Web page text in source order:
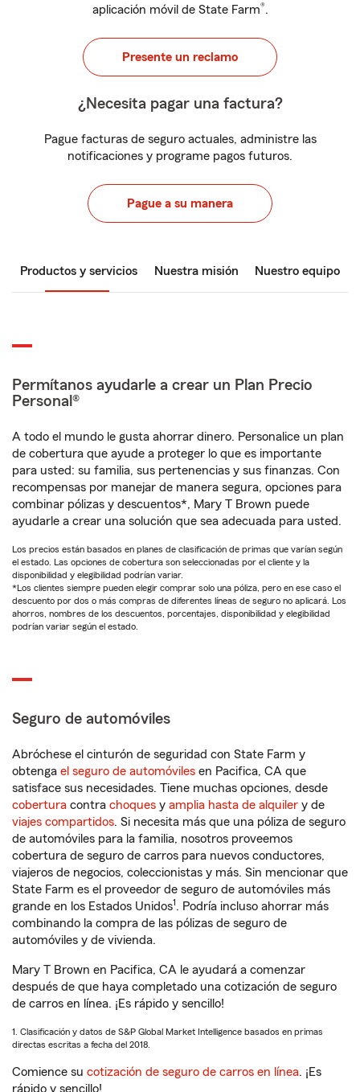
aplicación móvil de State Farm®.
Presente un reclamo
¿Necesita pagar una factura?
Pague facturas de seguro actuales, administre las
notificaciones y programe pagos futuros.
Pague a su manera
Productos y servicios Nuestra misión Nuestro equipo
Permítanos ayudarle a crear un Plan Precio
Personal®
A todo el mundo le gusta ahorrar dinero. Personalice un plan
de cobertura que ayude a proteger lo que es importante
para usted: su familia, sus pertenencias y sus finanzas. Con
recompensas por manejar de manera segura, opciones para
combinar pólizas y descuentos*, Mary T Brown puede
ayudarle a crear una solución que sea adecuada para usted.
Los precios están basados en planes de clasificación de primas que varían según
el estado. Las opciones de cobertura son seleccionadas por el cliente y la
disponibilidad y elegibilidad podrían variar.
*Los clientes siempre pueden elegir comprar solo una póliza, pero en ese caso el
descuento por dos o más compras de diferentes líneas de seguro no aplicará. Los
ahorros, nombres de los descuentos, porcentajes, disponibilidad y elegibilidad
podrían variar según el estado.
Seguro de automóviles
Abróchese el cinturón de seguridad con State Farm y
obtenga el seguro de automóviles en Pacifica, CA que
satisface sus necesidades. Tiene muchas opciones, desde
cobertura contra choques y amplia hasta de alquiler y de
viajes compartidos. Si necesita más que una póliza de seguro
de automóviles para la familia, nosotros proveemos
cobertura de seguro de carros para nuevos conductores,
viajeros de negocios, coleccionistas y más. Sin mencionar que
State Farm es el proveedor de seguro de automóviles más
grande en los Estados Unidos1. Podría incluso ahorrar más
combinando la compra de las pólizas de seguro de
automóviles y de vivienda.
Mary T Brown en Pacifica, CA le ayudará a comenzar
después de que haya completado una cotización de seguro
de carros en línea. ¡Es rápido y sencillo!
1. Clasificación y datos de S&P Global Market Intelligence basados en primas
directas escritas a fecha del 2018.
Comience su cotización de seguro de carros en línea. ¡Es
rápido y sencillo!